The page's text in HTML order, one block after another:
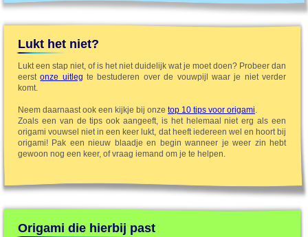
Lukt het niet?
Lukt een stap niet, of is het niet duidelijk wat je moet doen? Probeer dan
eerstonze uitleg te bestuderen over de vouwpijl waar je niet verder
komt.
Neem daarnaast ook een kijkje bij onze top 10 tips voor origami.
Zoals een van de tips ook aangeeft, is het helemaal niet erg als een
origami vouwsel niet in een keer lukt, dat heeft iedereen wel en hoort bij
origami! Pak een nieuw blaadje en begin wanneer je weer zin hebt
gewoon nog een keer, of vraag iemand om je te helpen.
Origami die hierbij past